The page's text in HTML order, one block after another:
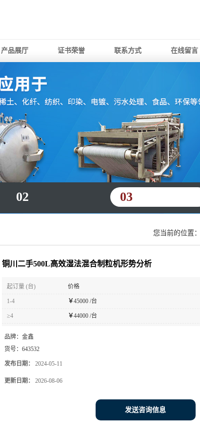
产品展厅 证书荣誉 联系方式 在线留言
02 03
您当前的位置：
铜川二手500L高效湿法混合制粒机形势分析
起订量 (台) 价格
1-4 ￥45000 /台
≥4 ￥44000 /台
品牌： 金鑫
货号： 643532
发布日期： 2024-05-11
更新日期： 2026-08-06
发送咨询信息